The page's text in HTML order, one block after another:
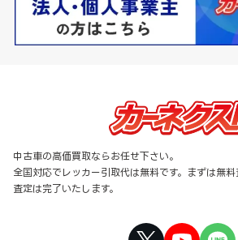
中古車の高価買取ならお任せ下さい。
全国対応でレッカー引取代は無料です。まずは無
査定は完了いたします。